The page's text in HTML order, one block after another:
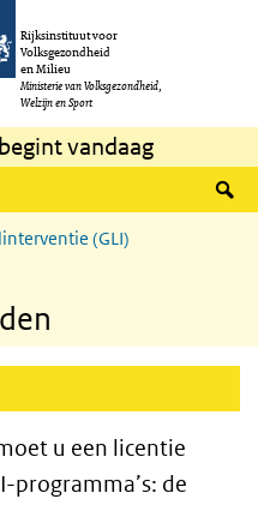
Rijksinstituut voor
Volksgezondheid
en Milieu
Ministerie van Volksgezondheid,
Welzijn en Sport
begint vandaag
(GLI)
u een licentie
programma’s: de